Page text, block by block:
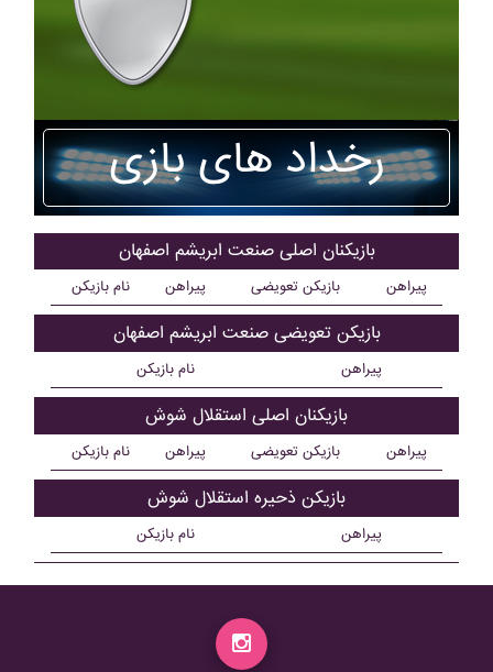
رخداد های بازی
بازیکنان اصلی صنعت ابريشم اصفهان
نام بازیکن پیراهن بازیکن تعویضی پیراهن
بازیکن تعویضی صنعت ابريشم اصفهان
نام بازیکن پیراهن
بازیکنان اصلی استقلال شوش
نام بازیکن پیراهن بازیکن تعویضی پیراهن
بازیکن ذحیره استقلال شوش
نام بازیکن پیراهن